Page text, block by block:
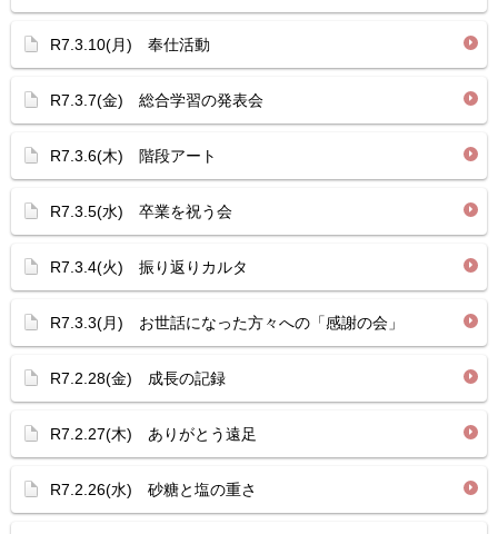
R7.3.10(月) 奉仕活動
R7.3.7(金) 総合学習の発表会
R7.3.6(木) 階段アート
R7.3.5(水) 卒業を祝う会
R7.3.4(火) 振り返りカルタ
R7.3.3(月) お世話になった方々への「感謝の会」
R7.2.28(金) 成長の記録
R7.2.27(木) ありがとう遠足
R7.2.26(水) 砂糖と塩の重さ